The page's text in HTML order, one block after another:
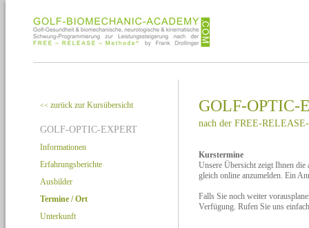
<< zurück zur Kursübersicht
GOLF-OPTIC-EXPERT
Informationen
Erfahrungsberichte
Ausbilder
Termine / Ort
Unterkunft
GOLF-OPTIC-
nach der FREE-
Kurstermine
Unsere Übersicht zeigt Ihnen
gleich online anzumelden. Ein
Falls Sie noch weiter
Verfügung. Rufen Sie uns